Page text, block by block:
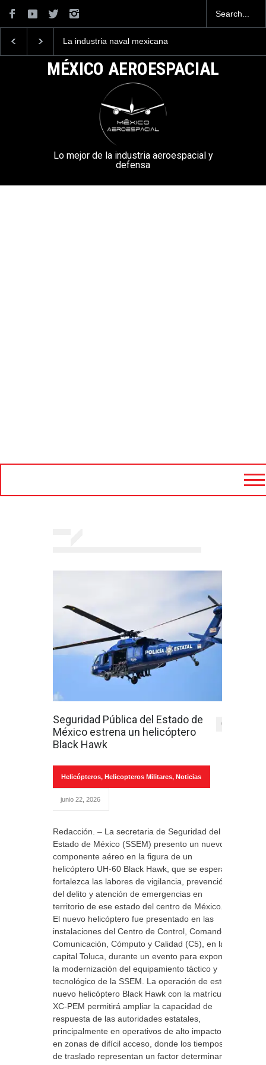
La industria naval mexicana
la Armada de México
mexicanos cuesta 2.9
millones de dólares
MÉXICO AEROESPACIAL
Lo mejor de la industria aeroespacial y
defensa
Seguridad Pública del Estado de
México estrena un helicóptero
Black Hawk
0
Helicópteros, Helicopteros Militares, Noticias
junio 22, 2026
Redacción. – La secretaria de Seguridad del
Estado de México (SSEM) presento un nuevo
componente aéreo en la figura de un
helicóptero UH-60 Black Hawk, que se espera
fortalezca las labores de vigilancia, prevención
del delito y atención de emergencias en
territorio de ese estado del centro de México.
El nuevo helicóptero fue presentado en las
instalaciones del Centro de Control, Comando,
Comunicación, Cómputo y Calidad (C5), en la
capital Toluca, durante un evento para exponer
la modernización del equipamiento táctico y
tecnológico de la SSEM. La operación de este
nuevo helicóptero Black Hawk con la matrícula
XC-PEM permitirá ampliar la capacidad de
respuesta de las autoridades estatales,
principalmente en operativos de alto impacto y
en zonas de difícil acceso, donde los tiempos
de traslado representan un factor determinante